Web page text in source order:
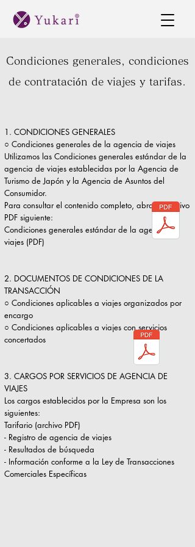
Condiciones generales, condiciones
de contratación de viajes y tarifas.
1. CONDICIONES GENERALES
○ Condiciones generales de la agencia de viajes
Utilizamos las Condiciones generales estándar de la
agencia de viajes establecidas por la Agencia de
Turismo de Japón y la Agencia de Asuntos del
Consumidor.
Para consultar el contenido completo, abra el archivo
PDF siguiente:
Condiciones generales estándar de la agencia de
viajes (PDF)
2. DOCUMENTOS DE CONDICIONES DE LA
TRANSACCIÓN
○ Condiciones aplicables a viajes organizados por
encargo
○ Condiciones aplicables a viajes con servicios
concertados
3. CARGOS POR SERVICIOS DE AGENCIA DE
VIAJES
Los cargos establecidos por la Empresa son los
siguientes:
Tarifario (archivo PDF)
- Registro de agencia de viajes
- Resultados de búsqueda
- Información conforme a la Ley de Transacciones
Comerciales Específicas